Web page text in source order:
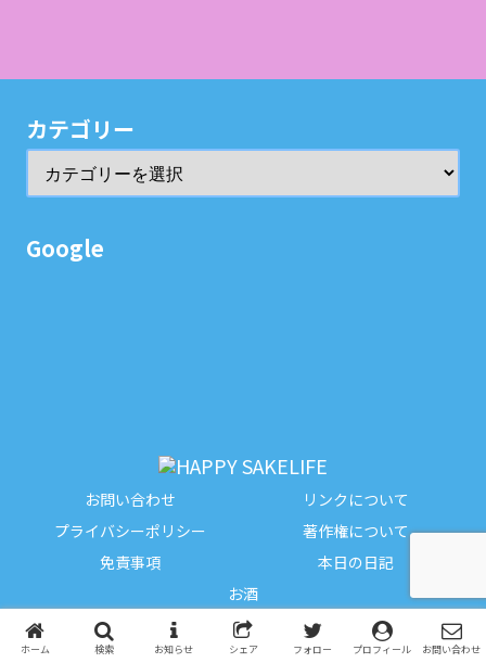
カテゴリー
Google
お問い合わせ
リンクについて
プライバシーポリシー
著作権について
免責事項
本日の日記
お酒
Copyright © 2023-2026 HAPPY SAKELIFE All Rights Reserved.
ホーム 検索 お知らせ シェア フォロー プロフィール お問い合わせ